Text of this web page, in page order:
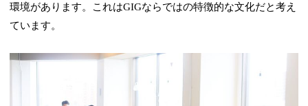
環境があります。これはGIGならではの特徴的な文化だと考え
ています。